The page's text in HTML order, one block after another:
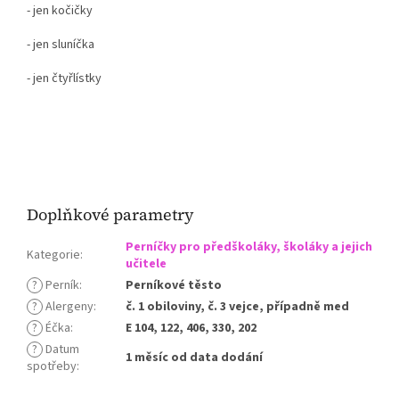
- jen kočičky
- jen sluníčka
- jen čtyřlístky
Doplňkové parametry
Kategorie:
Perníčky pro předškoláky, školáky a jejich
učitele
? Perník:
Perníkové těsto
? Alergeny:
č. 1 obiloviny, č. 3 vejce, případně med
? Éčka:
E 104, 122, 406, 330, 202
? Datum
spotřeby: 1 měsíc od data dodání